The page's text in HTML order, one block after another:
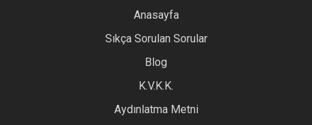
Anasayfa
Sıkça Sorulan Sorular
Blog
K.V.K.K.
Aydınlatma Metni